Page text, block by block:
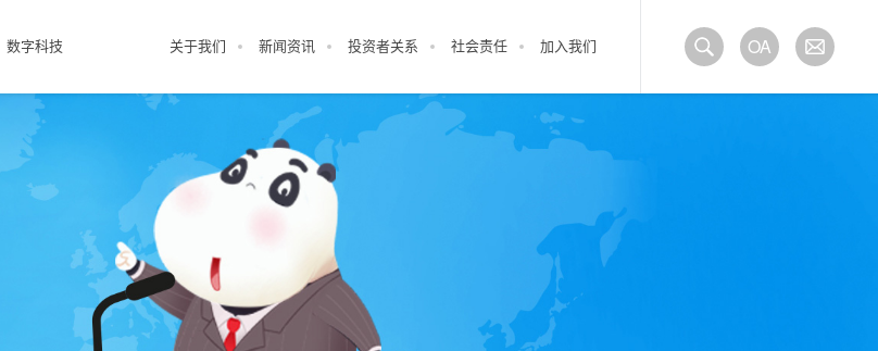
数字科技 OA
关于我们 新闻资讯 投资者关系 社会责任 加入我们